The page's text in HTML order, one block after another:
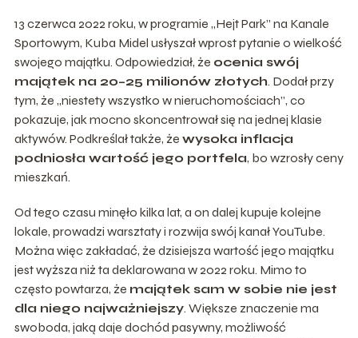
13 czerwca 2022 roku, w programie „Hejt Park” na Kanale
Sportowym, Kuba Midel usłyszał wprost pytanie o wielkość
swojego majątku. Odpowiedział, że ocenia swój
majątek na 20–25 milionów złotych. Dodał przy
tym, że „niestety wszystko w nieruchomościach”, co
pokazuje, jak mocno skoncentrował się na jednej klasie
aktywów. Podkreślał także, że wysoka inflacja
podniosła wartość jego portfela, bo wzrosły ceny
mieszkań.
Od tego czasu minęło kilka lat, a on dalej kupuje kolejne
lokale, prowadzi warsztaty i rozwija swój kanał YouTube.
Można więc zakładać, że dzisiejsza wartość jego majątku
jest wyższa niż ta deklarowana w 2022 roku. Mimo to
często powtarza, że majątek sam w sobie nie jest
dla niego najważniejszy. Większe znaczenie ma
swoboda, jaką daje dochód pasywny, możliwość